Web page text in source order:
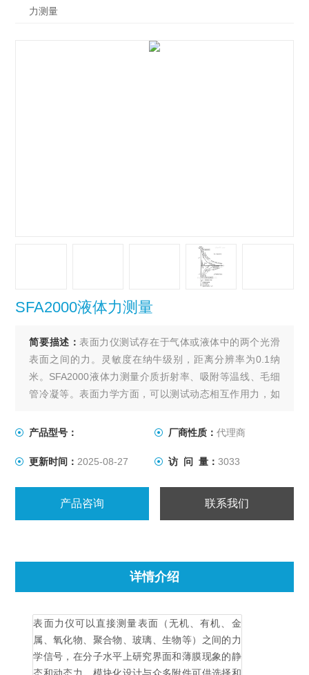
力测量
SFA2000液体力测量
简要描述：表面力仪测试存在于气体或液体中的两个光滑
表面之间的力。灵敏度在纳牛级别，距离分辨率为0.1纳
米。SFA2000液体力测量介质折射率、吸附等温线、毛细
管冷凝等。表面力学方面，可以测试动态相互作用力，如
米）级别上表面变形之间介质折射率的实时变化。一些达
表面材料，比如云母、二氧化硅、蓝宝石、聚合物等
产品型号： 厂商性质： 代理商
更新时间： 2025-08-27 访 问 量： 3033
产品咨询 联系我们
详情介绍
表面力仪可以直接测量表面（无机、有机、金
属、氧化物、聚合物、玻璃、生物等）之间的力
学信号，在分子水平上研究界面和薄膜现象的静